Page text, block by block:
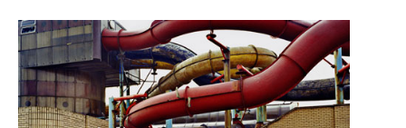
Desenho
Escultura
Filme /
Vídeo